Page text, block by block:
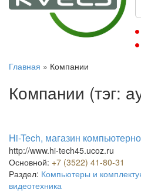
Главная » Компании
Компании (тэг:
Hi-Tech, магазин
http://www.hi-tech45.ucoz.ru
Основной: +7 (3522) 41-80-31
Раздел: Компьютеры и
видеотехника